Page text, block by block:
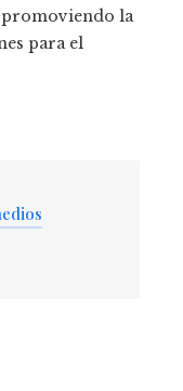
promoviendo la
para el